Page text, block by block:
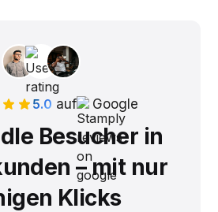
5.0 auf Google
Besucher in
– mit nur
Klicks